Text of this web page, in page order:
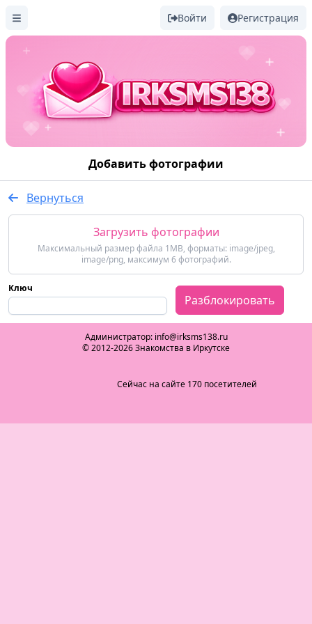
Войти Регистрация
Добавить фотографии
Вернуться
Загрузить фотографии
Максимальный размер файла 1MB, форматы: image/jpeg,
image/png, максимум 6 фотографий.
Ключ
Разблокировать
Администратор: info@irksms138.ru
© 2012-2026 Знакомства в Иркутске
Сейчас на сайте 170 посетителей